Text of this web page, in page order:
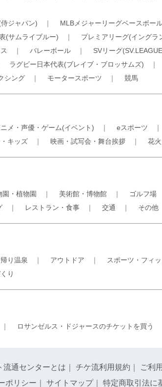
ジャパン) ｜ MLBメジャーリーグベースボー
(サムライブルー) ｜ プレミアリーグ(イングラ
｜ バレーボール ｜ SVリーグ
ラグビー日本代表(ブレイブ・ブロッサムズ) ｜
シング ｜ モータースポーツ ｜ 競馬
メ・声優・ゲーム(イベント) ｜ eスポーツ
キッズ ｜ 映画・試写会・舞台挨拶 ｜ 花
園・植物園 ｜ 美術館・博物館 ｜ ゴルフ場
｜ レストラン・食事 ｜ 交通 ｜ その他
り温泉 ｜ アウトドア ｜ スポーツ・フィ
り
｜ ロサンゼルス・ドジャースのチケットを買う
流通センターとは チケ流利用規約 ご利
ポリシー
サイトマップ｜ 特定商取引法に